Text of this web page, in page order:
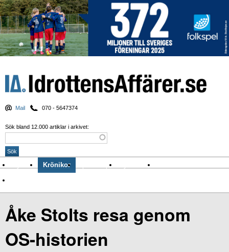
Mail 070 - 5647374
Sök bland 12.000 artiklar i arkivet:
Nyheter Krönikor Sport & spel Nyhetsbrev
Åke Stolts resa genom
OS-historien